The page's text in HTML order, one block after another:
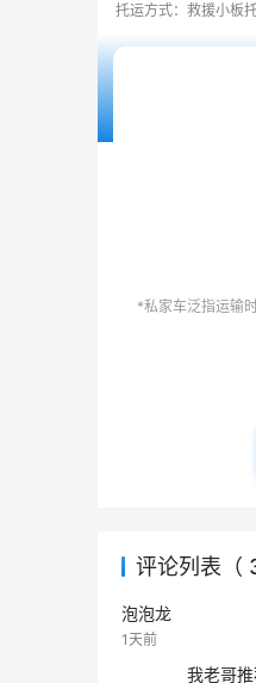
托运方式：救援小板
*私家车泛指运输
评论列表（
泡泡龙
1天前
我老哥